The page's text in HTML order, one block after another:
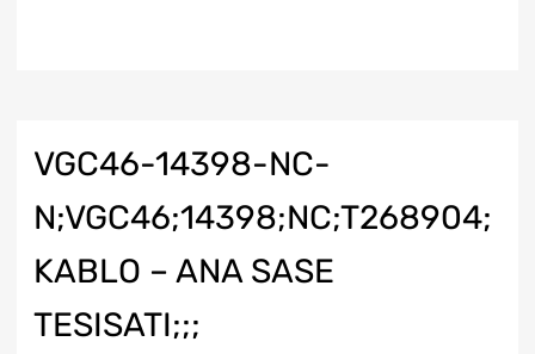
VGC46-14398-NC-
N;VGC46;14398;NC;T268904;
KABLO – ANA SASE
TESISATI;;;